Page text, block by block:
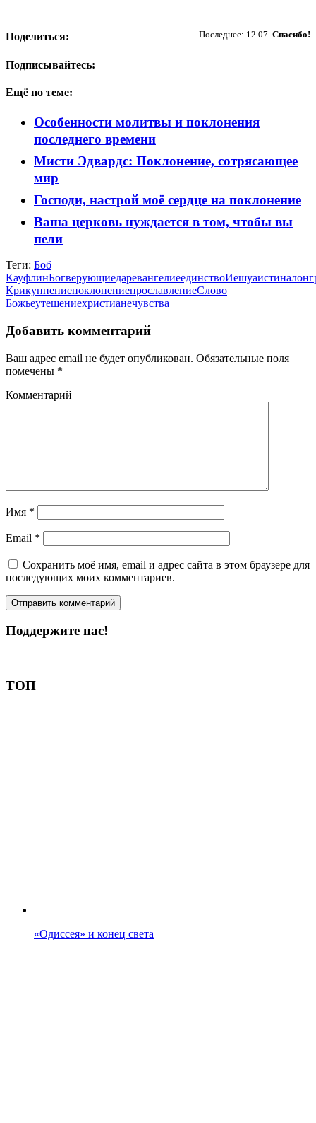
Последнее: 12.07. Спасибо!
Поделиться:
Подписывайтесь:
Ещё по теме:
Особенности молитвы и поклонения
последнего времени
Мисти Эдвардс: Поклонение, сотрясающее
мир
Господи, настрой моё сердце на поклонение
Ваша церковь нуждается в том, чтобы вы
пели
Теги: Боб
КауфлинБогверующиедаревангелиеединствоИешуаистина
КрикунпениепоклонениепрославлениеСлово
Божьеутешениехристианечувства
Добавить комментарий
Ваш адрес email не будет опубликован. Обязательные поля
помечены *
Комментарий
Имя *
Email *
Сохранить моё имя, email и адрес сайта в этом браузере для
последующих моих комментариев.
Поддержите нас!
ТОП
«Одиссея» и конец света